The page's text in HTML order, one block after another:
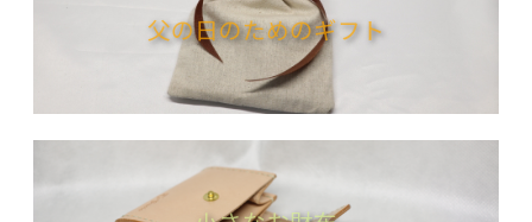
父の日のためのギフト